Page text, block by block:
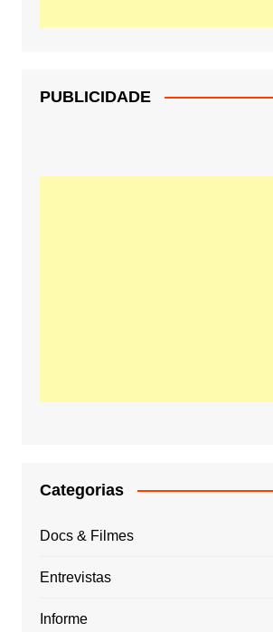
PUBLICIDADE
Categorias
Docs & Filmes
Entrevistas
Informe